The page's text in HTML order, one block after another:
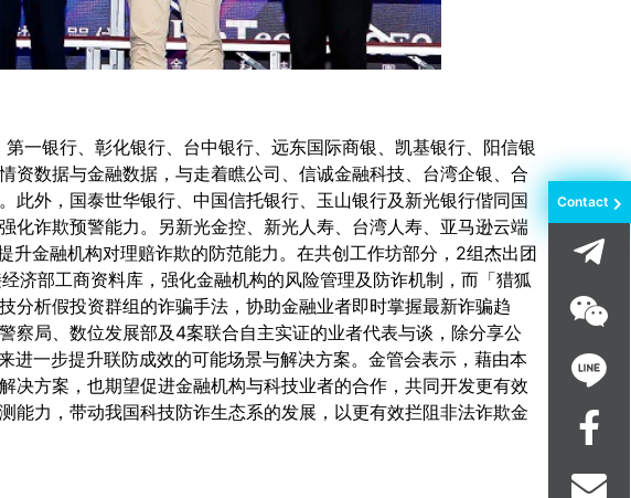
一银行、彰化银行、台中银行、远东国际商银、凯基银行、阳信银
数据与金融数据，与走着瞧公司、信诚金融科技、台湾企银、合
外，国泰世华银行、中国信托银行、玉山银行及新光银行偕同国
化诈欺预警能力。另新光金控、新光人寿、台湾人寿、亚马逊云端
金融机构对理赔诈欺的防范能力。在共创工作坊部分，2组杰出团
济部工商资料库，强化金融机构的风险管理及防诈机制，而「猎狐
分析假投资群组的诈骗手法，协助金融业者即时掌握最新诈骗趋
察局、数位发展部及4案联合自主实证的业者代表与谈，除分享公
一步提升联防成效的可能场景与解决方案。金管会表示，藉由本
决方案，也期望促进金融机构与科技业者的合作，共同开发更有效
能力，带动我国科技防诈生态系的发展，以更有效拦阻非法诈欺金
Contact